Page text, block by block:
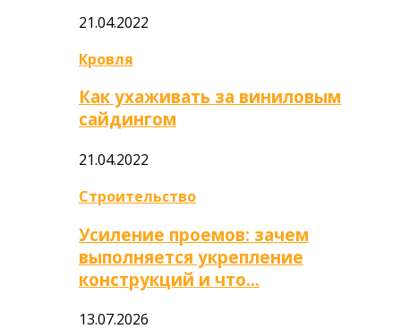
21.04.2022
Кровля
Как ухаживать за виниловым
сайдингом
21.04.2022
Строительство
Усиление проемов: зачем
выполняется укрепление
конструкций и что…
13.07.2026